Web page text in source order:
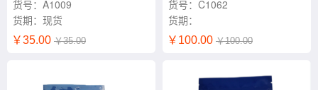
货号：A1009
货期：现货
￥35.00 ￥35.00
货号：C1062
货期：
￥100.00 ￥100.00